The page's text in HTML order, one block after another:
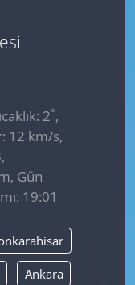
2°,
12 km/s,
Gün
19:01
Ankara